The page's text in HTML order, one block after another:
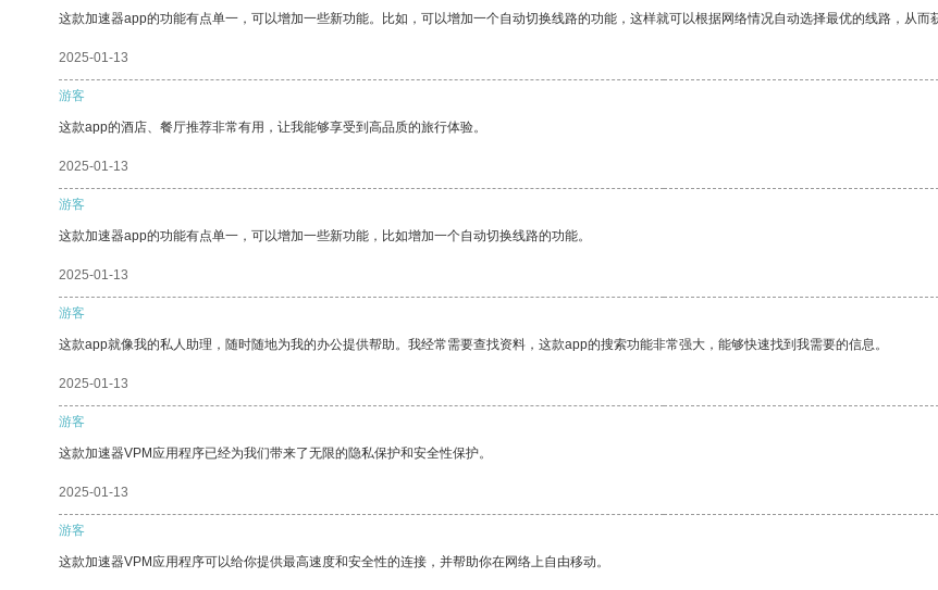
这款加速器app的功能有点单一，可以增加一些新功能。比如，可以增加一个自动切换线路的功能，这样就可以根据网络情况自动选择最优的线路，从而
2025-01-13
游客
这款app的酒店、餐厅推荐非常有用，让我能够享受到高品质的旅行体验。
2025-01-13
游客
这款加速器app的功能有点单一，可以增加一些新功能，比如增加一个自动切换线路的功能。
2025-01-13
游客
这款app就像我的私人助理，随时随地为我的办公提供帮助。我经常需要查找资料，这款app的搜索功能非常强大，能够快速找到我需要的信息。
2025-01-13
游客
这款加速器VPM应用程序已经为我们带来了无限的隐私保护和安全性保护。
2025-01-13
游客
这款加速器VPM应用程序可以给你提供最高速度和安全性的连接，并帮助你在网络上自由移动。